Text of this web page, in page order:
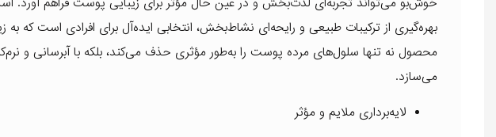
بهره‌گیری از ترکیبات طبیعی و رایحه‌ای نشاط‌بخش، انتخابی ایده‌آل برای افرادی است
محصول نه تنها سلول‌های مرده پوست را به‌طور مؤثری حذف می‌کند، بلکه با آبرسانی و
می‌سازد.
لایه‌برداری ملایم و مؤثر